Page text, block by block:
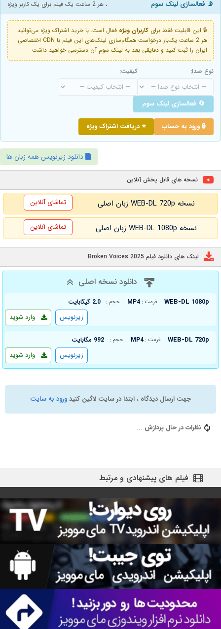
📡 فعالسازی لینک سوم ، هر 2 ساعت یک فیلم برای یک کاربر ویژه
🔒 این قابلیت فقط برای کاربران ویژه فعال است. با خرید اشتراک ویژه می‌توانید
هر 2 ساعت یک‌بار درخواست همگام‌سازی لینک‌های این فیلم با CDN اختصاصی
ایران را ثبت کنید و دقایقی بعد به لینک سوم آن دسترسی خواهید داشت
نوع صدا: کیفیت:
🔄 فعالسازی لینک سوم
🔒 ورود به حساب ⭐ دریافت اشتراک ویژه
دانلود زیرنویس همه زبان ها
نسخه های قابل پخش آنلاین
نسخه WEB-DL 720p زبان اصلی تماشای آنلاین
نسخه WEB-DL 1080p زبان اصلی تماشای آنلاین
لینک های دانلود فیلم Broken Voices 2025
دانلود نسخه اصلی
WEB-DL 1080p فرمت : MP4 حجم : 2.0 گیگابایت
وارد شوید زیرنویس
WEB-DL 720p فرمت : MP4 حجم : 992 مگابایت
وارد شوید زیرنویس
جهت ارسال دیدگاه ، ابتدا در سایت لاگین کنیدورود به سایت
نظرات در حال پردازش ...
فیلم های پیشنهادی و مرتبط